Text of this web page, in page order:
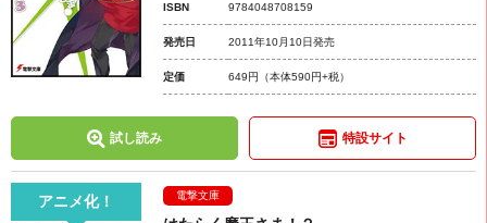
ISBN 9784048708159
発売日 2011年10月10日発売
定価 649円 （本体590円+税）
試し読み 特設サイト
アニメ化！ 電撃文庫